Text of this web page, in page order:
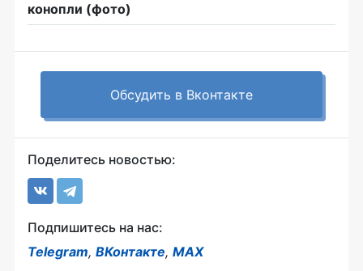
конопли (фото)
Обсудить в Вконтакте
Поделитесь новостью:
Подпишитесь на нас:
Telegram, ВКонтакте, MAX